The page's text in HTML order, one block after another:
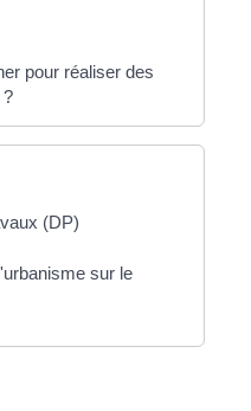
pour réaliser des
?
(DP)
sur le